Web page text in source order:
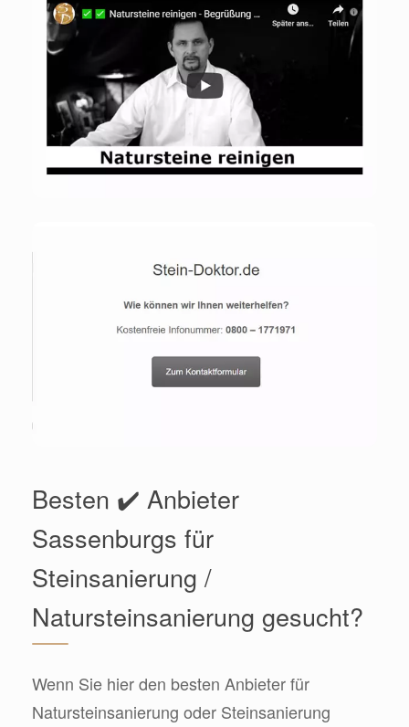
Besten ✔️ Anbieter
Sassenburgs für
Steinsanierung /
Natursteinsanierung gesucht?
Wenn Sie hier den besten Anbieter für
Natursteinsanierung oder Steinsanierung